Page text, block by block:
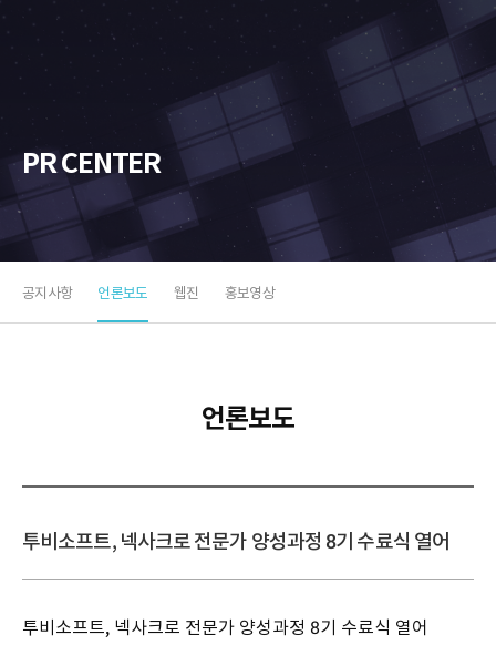
PR CENTER
공지사항 언론보도 웹진 홍보영상
언론보도
투비소프트, 넥사크로 전문가 양성과정 8기 수료식 열어
투비소프트, 넥사크로 전문가 양성과정 8기 수료식 열어